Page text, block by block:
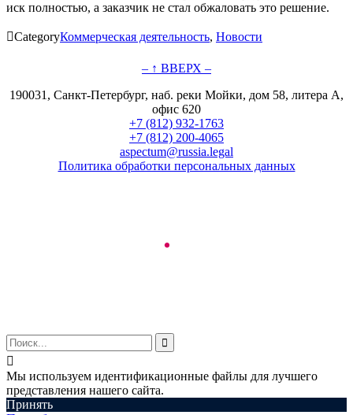
иск полностью, а заказчик не стал обжаловать это решение.
CategoryКоммерческая деятельность, Новости
– ↑ ВВЕРХ –
190031, Санкт-Петербург, наб. реки Мойки, дом 58, литера А,
офис 620
+7 (812) 932-1763
+7 (812) 200-4065
aspectum@russia.legal
Политика обработки персональных данных


Мы используем идентификационные файлы для лучшего
представления нашего сайта.
Принять